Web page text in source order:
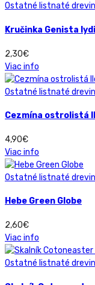
Ostatné listnaté
Kručinka Genista
2,30€
Viac info
Ostatné listnaté
Cezmína ostrolistá
4,90€
Viac info
Ostatné listnaté
Hebe Green Globe
2,60€
Viac info
Ostatné listnaté